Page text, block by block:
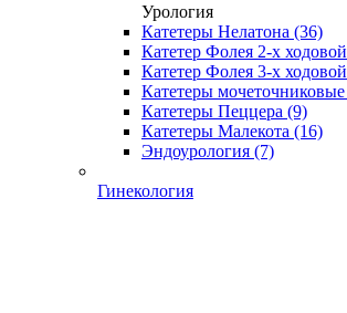
Урология
Катетеры Нелатона (36)
Катетер Фолея 2-х ходовой
Катетер Фолея 3-х ходовой
Катетеры мочеточниковые
Катетеры Пеццера (9)
Катетеры Малекота (16)
Эндоурология (7)
Гинекология